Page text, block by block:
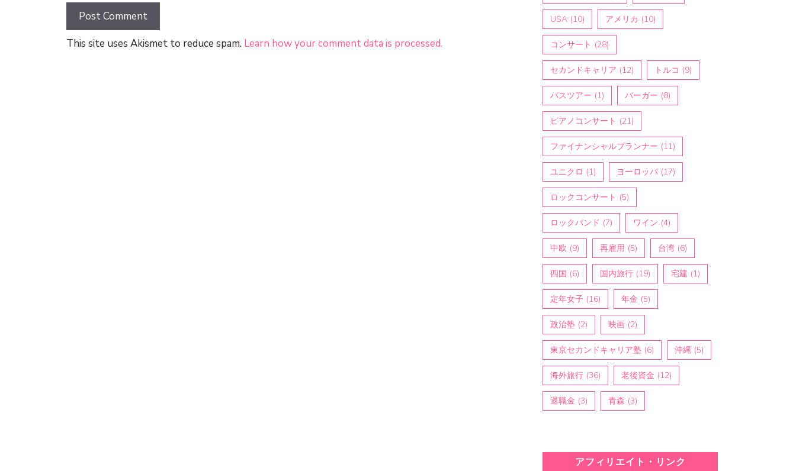
This site uses Akismet to reduce spam. Learn how your comment data is processed.
USA (10) アメリカ (10)
コンサート (28)
セカンドキャリア (12) トルコ (9)
バスツアー (1) バーガー (8)
ピアノコンサート (21)
ファイナンシャルプランナー (11)
ユニクロ (1) ヨーロッパ (17)
ロックコンサート (5)
ロックバンド (7) ワイン (4)
中欧 (9) 再雇用 (5) 台湾 (6)
四国 (6) 国内旅行 (19) 宅建 (1)
定年女子 (16) 年金 (5)
政治塾 (2) 映画 (2)
東京セカンドキャリア塾 (6) 沖縄 (5)
海外旅行 (36) 老後資金 (12)
退職金 (3) 青森 (3)
アフィリエイト・リンク